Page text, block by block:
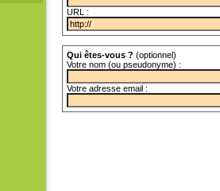
URL :
Qui êtes-vous ? (optionnel)
Votre nom (ou pseudonyme) :
Votre adresse email :